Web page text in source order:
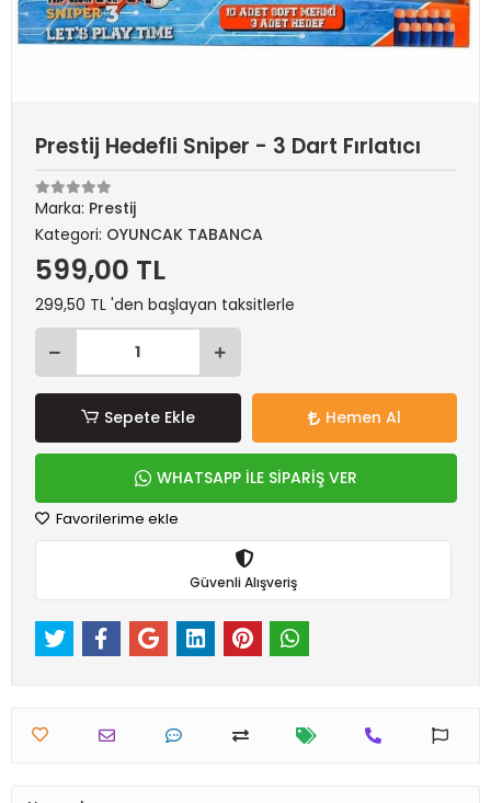
Prestij Hedefli Sniper - 3 Dart Fırlatıcı
Marka: Prestij
Kategori: OYUNCAK TABANCA
599,00 TL
299,50 TL 'den başlayan taksitlerle
Sepete Ekle Hemen Al
WHATSAPP İLE SİPARİŞ VER
Favorilerime ekle
Güvenli Alışveriş